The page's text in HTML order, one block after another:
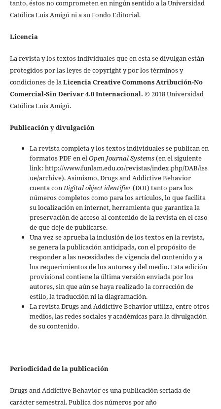
tanto, éstos no comprometen en ningún sentido a la Universidad
Católica Luis Amigó ni a su Fondo Editorial.
Licencia
La revista y los textos individuales que en esta se divulgan están
protegidos por las leyes de copyright y por los términos y
condiciones de laLicencia Creative Commons Atribución-No
Comercial-Sin Derivar 4.0 Internacional. © 2018 Universidad
Católica Luis Amigó.
Publicación y divulgación
La revista completa y los textos individuales se publican en
formatos PDF en elOpen Journal Systems(en el siguiente
link: http://www.funlam.edu.co/revistas/index.php/DAB/iss
ue/archive). Asimismo, Drugs and Addictive Behavior
cuenta conDigital object identifier(DOI) tanto para los
números completos como para los artículos, lo que facilita
su localización en internet, herramienta que garantiza la
preservación de acceso al contenido de la revista en el caso
de que deje de publicarse.
Una vez se aprueba la inclusión de los textos en la revista,
se genera la publicación anticipada, con el propósito de
responder a las necesidades de vigencia del contenido y a
los requerimientos de los autores y del medio. Esta edición
provisional contiene la última versión enviada por los
autores, sin que aún se haya realizado la corrección de
estilo, la traducción ni la diagramación.
La revista Drugs and Addictive Behavior utiliza, entre otros
medios, las redes sociales y académicas para la divulgación
de su contenido.
Periodicidad de la publicación
Drugs and Addictive Behavior es una publicación seriada de
carácter semestral. Publica dos números por año